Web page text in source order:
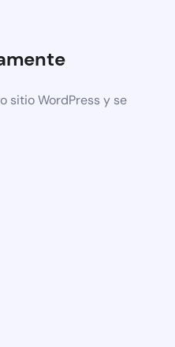
sitio WordPress y se